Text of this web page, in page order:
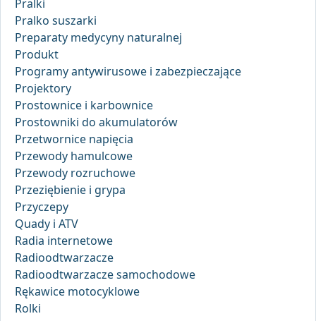
Pralki
Pralko suszarki
Preparaty medycyny naturalnej
Produkt
Programy antywirusowe i zabezpieczające
Projektory
Prostownice i karbownice
Prostowniki do akumulatorów
Przetwornice napięcia
Przewody hamulcowe
Przewody rozruchowe
Przeziębienie i grypa
Przyczepy
Quady i ATV
Radia internetowe
Radioodtwarzacze
Radioodtwarzacze samochodowe
Rękawice motocyklowe
Rolki